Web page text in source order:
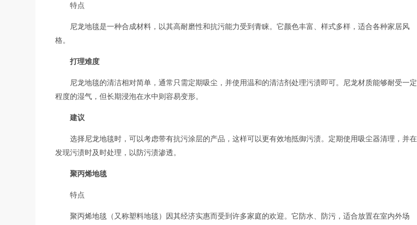
特点
尼龙地毯是一种合成材料，以其高耐磨性和抗污能力受到青睐。它颜色丰富、样式多样，适合各种家居风
格。
打理难度
尼龙地毯的清洁相对简单，通常只需定期吸尘，并使用温和的清洁剂处理污渍即可。尼龙材质能够耐受一定
程度的湿气，但长期浸泡在水中则容易变形。
建议
选择尼龙地毯时，可以考虑带有抗污涂层的产品，这样可以更有效地抵御污渍。定期使用吸尘器清理，并在
发现污渍时及时处理，以防污渍渗透。
聚丙烯地毯
特点
聚丙烯地毯（又称塑料地毯）因其经济实惠而受到许多家庭的欢迎。它防水、防污，适合放置在室内外场